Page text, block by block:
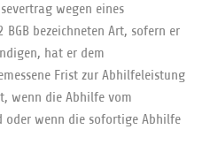
wegen eines
bezeichneten Art, sofern er
hat er dem
Frist zur Abhilfeleistung
wenn die Abhilfe vom
oder wenn die sofortige Abhilfe